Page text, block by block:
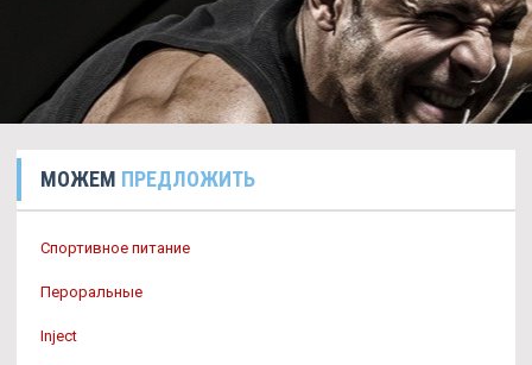
МОЖЕМ ПРЕДЛОЖИТЬ
Спортивное питание
Пероральные
Inject